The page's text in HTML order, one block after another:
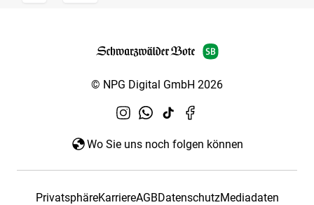
© NPG Digital GmbH 2026
Wo Sie uns noch folgen können
PrivatsphäreKarriereAGBDatenschutzMediadaten